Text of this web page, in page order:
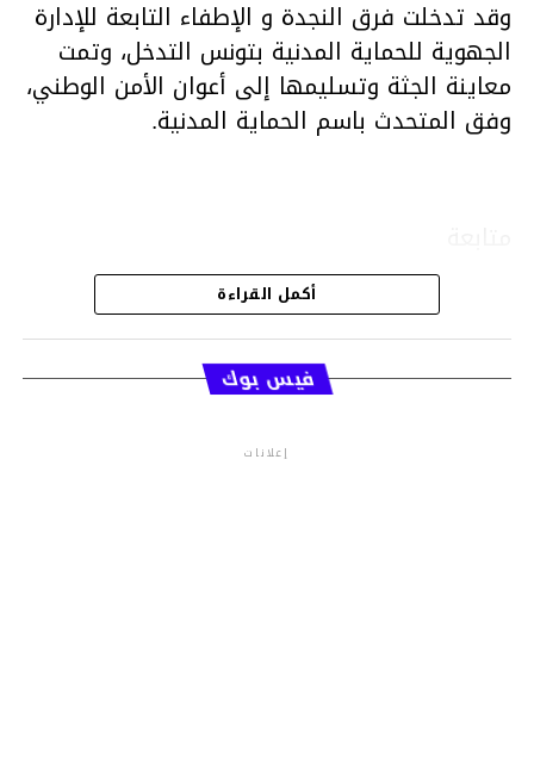
وقد تدخلت فرق النجدة و الإطفاء التابعة للإدارة
الجهوية للحماية المدنية بتونس التدخل، وتمت
معاينة الجثة وتسليمها إلى أعوان الأمن الوطني،
وفق المتحدث باسم الحماية المدنية.
قسم الاخبار
أكمل القراءة
فيس بوك
إعلانات